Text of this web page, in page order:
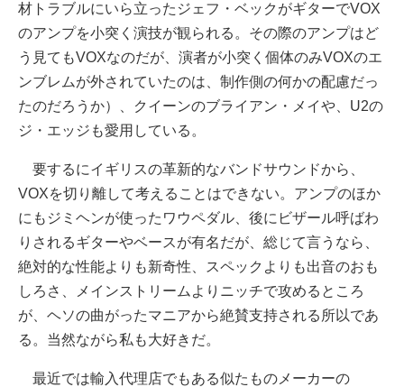
材トラブルにいら立ったジェフ・ベックがギターでVOX
のアンプを小突く演技が観られる。その際のアンプはど
う見てもVOXなのだが、演者が小突く個体のみVOXのエ
ンブレムが外されていたのは、制作側の何かの配慮だっ
たのだろうか）、クイーンのブライアン・メイや、U2の
ジ・エッジも愛用している。
要するにイギリスの革新的なバンドサウンドから、
VOXを切り離して考えることはできない。アンプのほか
にもジミヘンが使ったワウペダル、後にビザール呼ばわ
りされるギターやベースが有名だが、総じて言うなら、
絶対的な性能よりも新奇性、スペックよりも出音のおも
しろさ、メインストリームよりニッチで攻めるところ
が、ヘソの曲がったマニアから絶賛支持される所以であ
る。当然ながら私も大好きだ。
最近では輸入代理店でもある似たものメーカーの